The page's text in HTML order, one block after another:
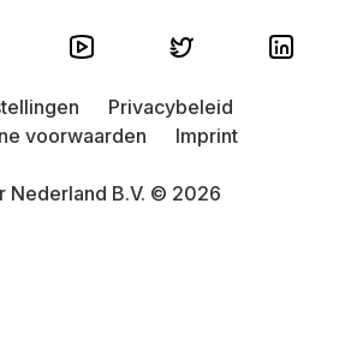
Nederland B.V. © 2026
Privacybeleid
voorwaarden
Imprint